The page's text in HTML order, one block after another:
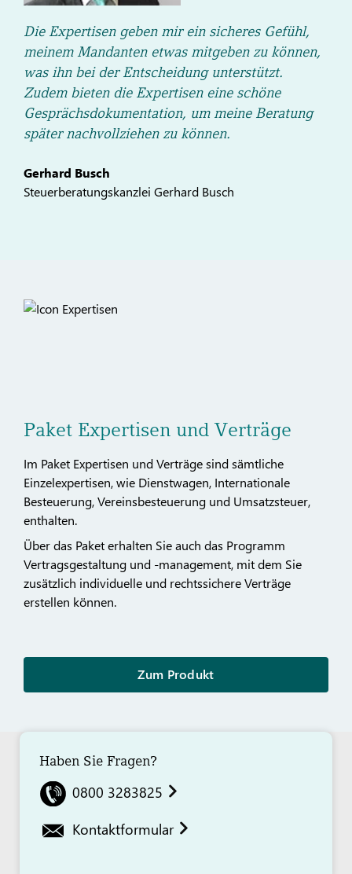
Die Expertisen geben mir ein sicheres Gefühl,
meinem Mandanten etwas mitgeben zu können,
was ihn bei der Entscheidung unterstützt.
Zudem bieten die Expertisen eine schöne
Gesprächsdokumentation, um meine Beratung
später nachvollziehen zu können.
Gerhard Busch
Steuerberatungskanzlei Gerhard Busch
Paket Expertisen und Verträge
Im Paket Expertisen und Verträge sind sämtliche
Einzelexpertisen, wie Dienstwagen, Internationale
Besteuerung, Vereinsbesteuerung und Umsatzsteuer,
enthalten.
Über das Paket erhalten Sie auch das Programm
Vertragsgestaltung und -management, mit dem Sie
zusätzlich individuelle und rechtssichere Verträge
erstellen können.
Zum Produkt
Haben Sie Fragen?
0800 3283825
Kontaktformular